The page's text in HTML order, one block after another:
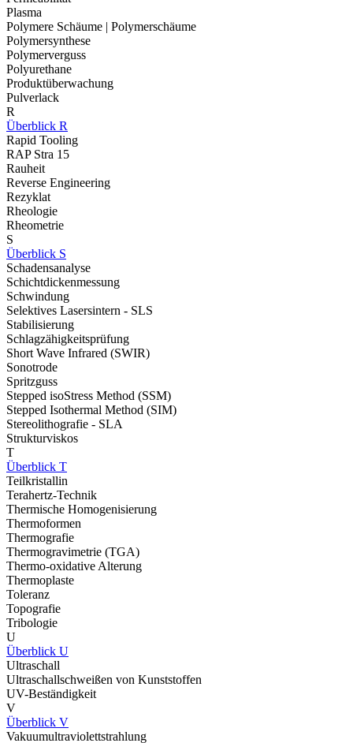
Plasma
Polymere Schäume | Polymerschäume
Polymersynthese
Polymerverguss
Polyurethane
Produktüberwachung
Pulverlack
R
Überblick R
Rapid Tooling
RAP Stra 15
Rauheit
Reverse Engineering
Rezyklat
Rheologie
Rheometrie
S
Überblick S
Schadensanalyse
Schichtdickenmessung
Schwindung
Selektives Lasersintern - SLS
Stabilisierung
Schlagzähigkeitsprüfung
Short Wave Infrared (SWIR)
Sonotrode
Spritzguss
Stepped isoStress Method (SSM)
Stepped Isothermal Method (SIM)
Stereolithografie - SLA
Strukturviskos
T
Überblick T
Teilkristallin
Terahertz-Technik
Thermische Homogenisierung
Thermoformen
Thermografie
Thermogravimetrie (TGA)
Thermo-oxidative Alterung
Thermoplaste
Toleranz
Topografie
Tribologie
U
Überblick U
Ultraschall
Ultraschallschweißen von Kunststoffen
UV-Beständigkeit
V
Überblick V
Vakuumultraviolettstrahlung